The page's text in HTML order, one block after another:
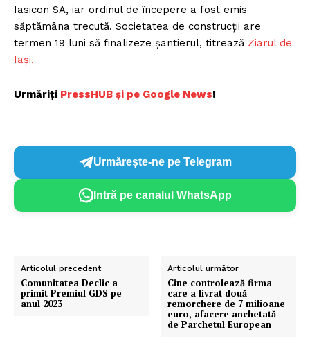
Iasicon SA, iar ordinul de începere a fost emis
săptămâna trecută. Societatea de construcţii are
termen 19 luni să finalizeze şantierul, titrează Ziarul de
Iași.
Urmăriți PressHUB și pe Google News!
Urmărește-ne pe Telegram
Intră pe canalul WhatsApp
Articolul precedent
Comunitatea Declic a
primit Premiul GDS pe
anul 2023
Articolul următor
Cine controlează firma
care a livrat două
remorchere de 7 milioane
euro, afacere anchetată
de Parchetul European